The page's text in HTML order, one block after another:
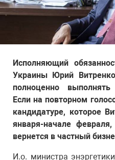
Исполняющий
Украины Юрий
полноценно
Если на повторном
кандидатуре, которое
января-начале
вернется в частный
И.о. министра